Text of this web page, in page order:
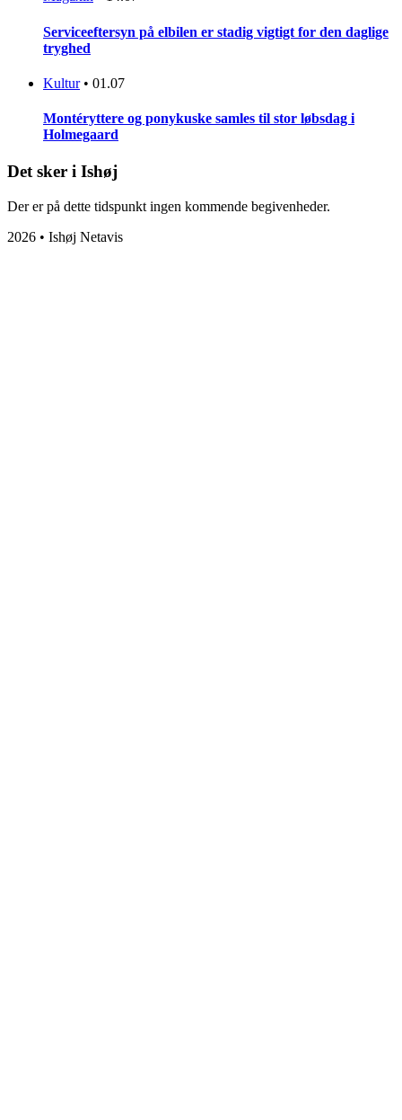
Serviceeftersyn på elbilen er stadig vigtigt for den daglige
tryghed
Kultur • 01.07
Montéryttere og ponykuske samles til stor løbsdag i
Holmegaard
Det sker i Ishøj
Der er på dette tidspunkt ingen kommende begivenheder.
2026 • Ishøj Netavis